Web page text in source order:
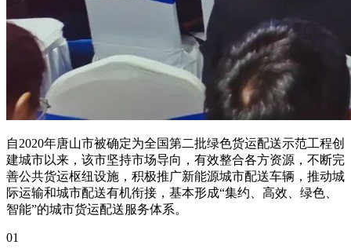
自2020年唐山市被确定为全国第二批绿色货运配送示范工程创
建城市以来，该市坚持市场导向，有效整合各方资源，不断完
善公共货运枢纽设施，积极推广新能源城市配送车辆，推动城
际运输和城市配送有机衔接，基本形成“集约、高效、绿色、
智能”的城市货运配送服务体系。
01